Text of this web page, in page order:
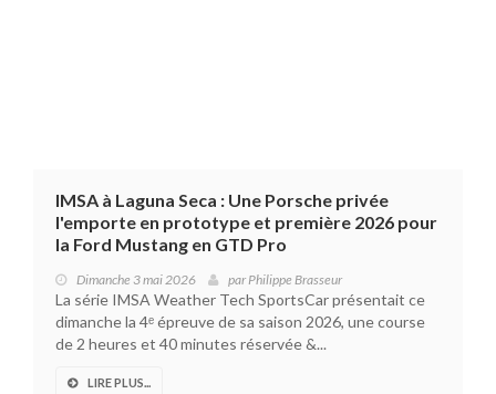
IMSA à Laguna Seca : Une Porsche privée
l'emporte en prototype et première 2026 pour
la Ford Mustang en GTD Pro
Dimanche 3 mai 2026 parPhilippe Brasseur
La série IMSA Weather Tech SportsCar présentait ce
dimanche la 4ᵉ épreuve de sa saison 2026, une course
de 2 heures et 40 minutes réservée &...
LIRE PLUS...